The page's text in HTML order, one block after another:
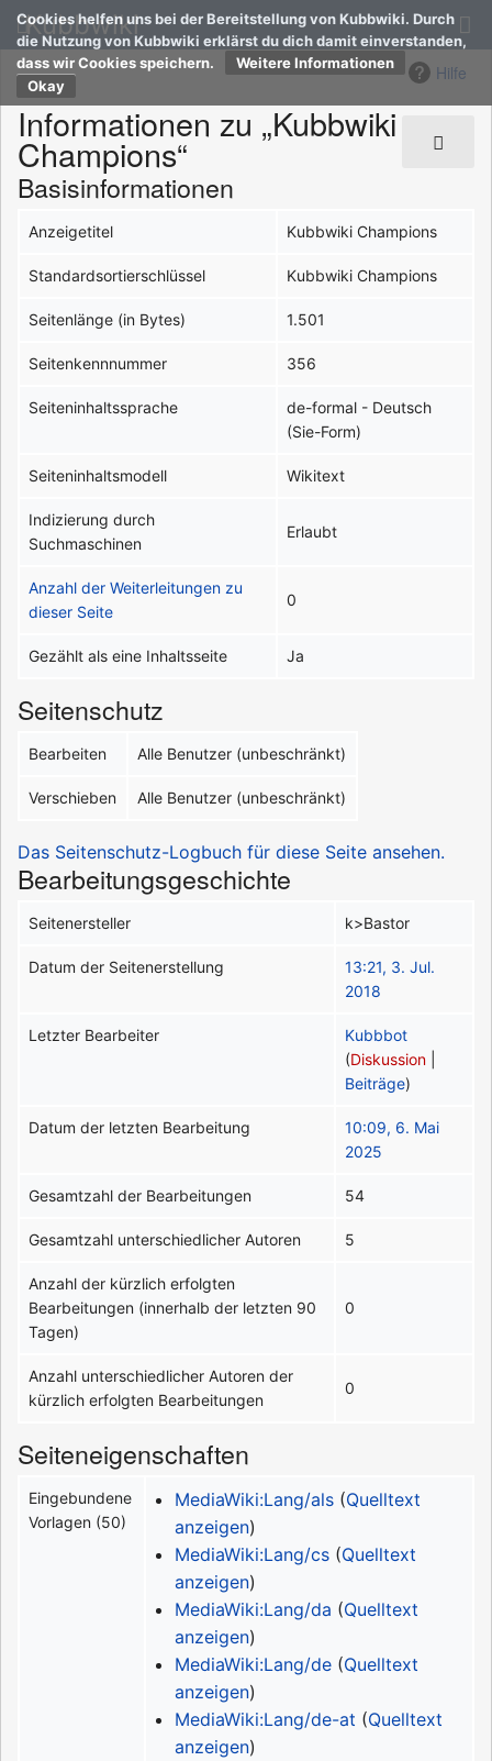
Cookies helfen uns bei der Bereitstellung von Kubbwiki. Durch
die Nutzung von Kubbwiki erklärst du dich damit einverstanden,
dass wir Cookies speichern.
Weitere Informationen
Kubbwiki
Hilfe
Informationen zu „Kubbwiki
Champions“
Basisinformationen
Anzeigetitel Kubbwiki Champions
Standardsortierschlüssel Kubbwiki Champions
Seitenlänge (in Bytes) 1.501
Seitenkennnummer 356
Seiteninhaltssprache
de-formal - Deutsch
(Sie-Form)‎
Seiteninhaltsmodell Wikitext
Indizierung durch
Suchmaschinen
Erlaubt
Anzahl der Weiterleitungen zu
dieser Seite
0
Gezählt als eine Inhaltsseite Ja
Seitenschutz
Bearbeiten Alle Benutzer (unbeschränkt)
Verschieben Alle Benutzer (unbeschränkt)
Das Seitenschutz-Logbuch für diese Seite ansehen.
Bearbeitungsgeschichte
Seitenersteller k>Bastor
Datum der Seitenerstellung
13:21, 3. Jul.
2018
Letzter Bearbeiter
Kubbbot
(Diskussion
Beiträge)
Datum der letzten Bearbeitung
10:09, 6. Mai
2025
Gesamtzahl der Bearbeitungen 54
Gesamtzahl unterschiedlicher Autoren 5
Anzahl der kürzlich erfolgten
Bearbeitungen (innerhalb der letzten 90
Tagen)
0
Anzahl unterschiedlicher Autoren der
kürzlich erfolgten Bearbeitungen
0
Seiteneigenschaften
Eingebundene
Vorlagen (50)
MediaWiki:Lang/als(Quelltext
anzeigen)
MediaWiki:Lang/cs(Quelltext
anzeigen)
MediaWiki:Lang/da (Quelltext
anzeigen)
MediaWiki:Lang/de(Quelltext
anzeigen)
MediaWiki:Lang/de-at (Quelltext
anzeigen)